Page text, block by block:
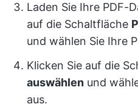
Laden Sie Ihre PDF-
auf die Schaltfläche
und wählen Sie Ihre
Klicken Sie auf die
auswählen und
aus.